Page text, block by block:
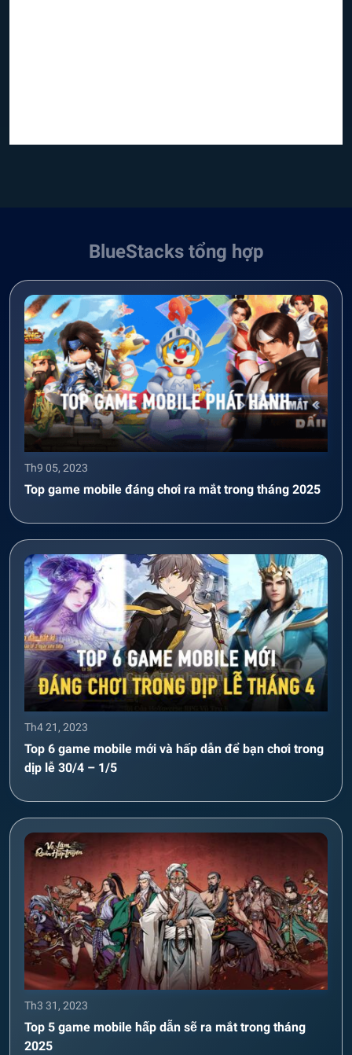
BlueStacks tổng hợp
Th9 05, 2023
Top game mobile đáng chơi ra mắt trong tháng 2025
Th4 21, 2023
Top 6 game mobile mới và hấp dẫn để bạn chơi trong
dịp lễ 30/4 – 1/5
Th3 31, 2023
Top 5 game mobile hấp dẫn sẽ ra mắt trong tháng
2025